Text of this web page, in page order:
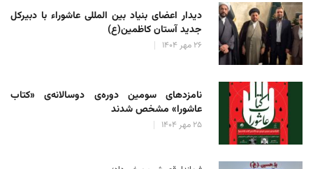
دیدار اعضای بنیاد بین المللی عاشوراء با دبیرکل
جدید آستان کاظمین(ع)
۲۶ مهر ۱۴۰۴
نامزدهای سومین دوره‌ی دوسالانه‌ی «کتاب
عاشورا» مشخص شدند
۲۵ مهر ۱۴۰۴